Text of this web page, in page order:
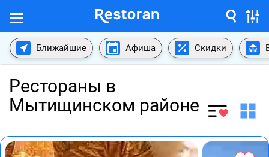
Ближайшие Афиша Скидки
Рестораны в
Мытищинском районе